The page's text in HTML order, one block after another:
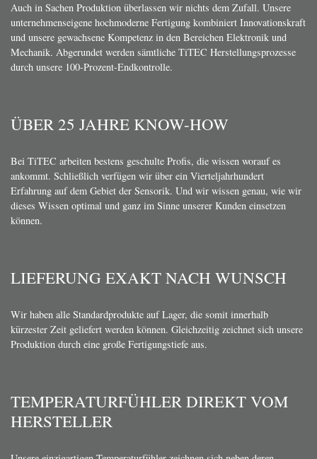
Auch in Sachen Produktion überlassen wir nichts dem Zufall. Unsere
unternehmenseigene hochmoderne Fertigung kombiniert Innovationskraft
und unsere gewachsene Kompetenz in den Bereichen Elektronik und
Mechanik. Abgerundet werden sämtliche TiTEC Herstellungsprozesse
durch unsere 100-Prozent-Endkontrolle.
ÜBER 25 JAHRE KNOW-HOW
Bei TiTEC arbeiten bestens geschulte Profis, die wissen worauf es
ankommt. Schließlich verfügen wir über ein Vierteljahrhundert
Erfahrung auf dem Gebiet der Sensorik. Und wir wissen genau, wie wir
dieses Wissen optimal und ganz im Sinne unserer Kunden einsetzen
können.
LIEFERUNG EXAKT NACH WUNSCH
Wir haben alle Standardprodukte auf Lager, die somit innerhalb
kürzester Zeit geliefert werden können. Gleichzeitig zeichnet sich unsere
Produktion durch eine große Fertigungstiefe aus.
TEMPERATURFÜHLER DIREKT VOM
HERSTELLER